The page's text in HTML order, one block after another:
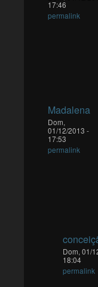
17:46
permalink
Madalena
Dom,
01/12/2013 -
17:53
permalink
Dom, 01/
18:04
permalink